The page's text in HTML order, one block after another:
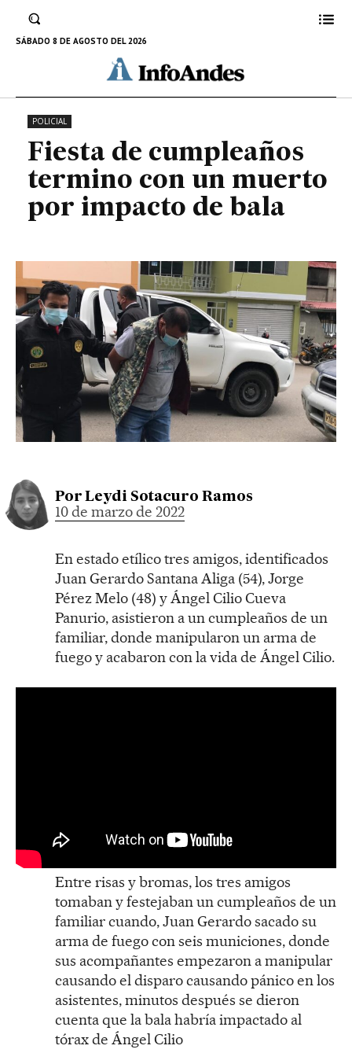
SÁBADO 8 DE AGOSTO DEL 2026
con un muerto por impacto de
10 DE MARZO DE 2022
POLICIAL
Fiesta de cumpleaños
termino con un muerto
por impacto de bala
Por Leydi Sotacuro Ramos
10 de marzo de 2022
En estado etílico tres amigos, identificados
Juan Gerardo Santana Aliga (54), Jorge
Pérez Melo (48) y Ángel Cilio Cueva
Panurio, asistieron a un cumpleaños de un
familiar, donde manipularon un arma de
fuego y acabaron con la vida de Ángel Cilio.
Entre risas y bromas, los tres amigos
tomaban y festejaban un cumpleaños de un
familiar cuando, Juan Gerardo sacado su
arma de fuego con seis municiones, donde
sus acompañantes empezaron a manipular
causando el disparo causando pánico en los
asistentes, minutos después se dieron
cuenta que la bala habría impactado al
tórax de Ángel Cilio